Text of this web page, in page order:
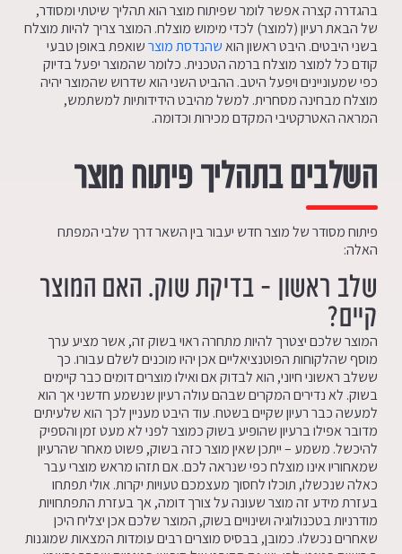
בהגדרה קצרה אפשר לומר שפיתוח מוצר הוא תהליך שיטתי ומסודר,
של הבאת רעיון (למוצר) לכדי מימוש מוצלח. המוצר צריך להיות מוצלח
בשני היבטים. היבט ראשון הואשהנדסת מוצרשואפת באופן טבעי
קודם כל למוצר מוצלח ברמה הטכנית. כלומר שהמוצר יפעל בדיוק
כפי שמעוניינים ויפעל היטב. ההביט השני הוא שדרוש שהמוצר יהיה
מוצלח מבחינה מסחרית. למשל מהיבט הידידותיות למשתמש,
המראה האטרקטיבי המקדם מכירות וכדומה.
השלבים בתהליך פיתוח מוצר
פיתוח מסודר של מוצר חדש יעבור בין השאר דרך שלבי המפתח
האלה:
שלב ראשון – בדיקת שוק. האם המוצר
קיים?
המוצר שלכם יצטרך להיות מתחרה ראוי בשוק זה, אשר מציע ערך
מוסף שהלקוחות הפוטנציאליים אכן יהיו מוכנים לשלם עבורו. כך
ששלב ראשוני חיוני, הוא לבדוק אם ואילו מוצרים דומים כבר קיימים
בשוק. לא נדירים המקרים שבהם עולה רעיון שנשמע חדשני אך הוא
למעשה כבר רעיון שקיים בשטח. עוד היבט מעניין לכך הוא שלעיתים
מדובר אפילו ברעיון שהופיע בשוק כמוצר לפני לא מעט זמן והספיק
להיכשל. משמע – ייתכן שאין מוצר כזה בשוק, פשוט מאחר שהרעיון
שמאחוריו אינו מוצלח כפי שנראה לכם. אם תזהו מראש מוצרי עבר
כאלה שנכשלו, תוכלו לחסוך מעצמכם טעויות יקרות. אולי תפתחו
בעזרת מידע זה מוצר שעונה על צורך דומה, אך בעזרת התפתחויות
מודרניות בטכנולוגיה ושינויים בשוק, המוצר שלכם אכן יצליח היכן
שאחרים נכשלו. כמובן, בבסיס מוצרים רבים עומדות המצאות שמוגנות